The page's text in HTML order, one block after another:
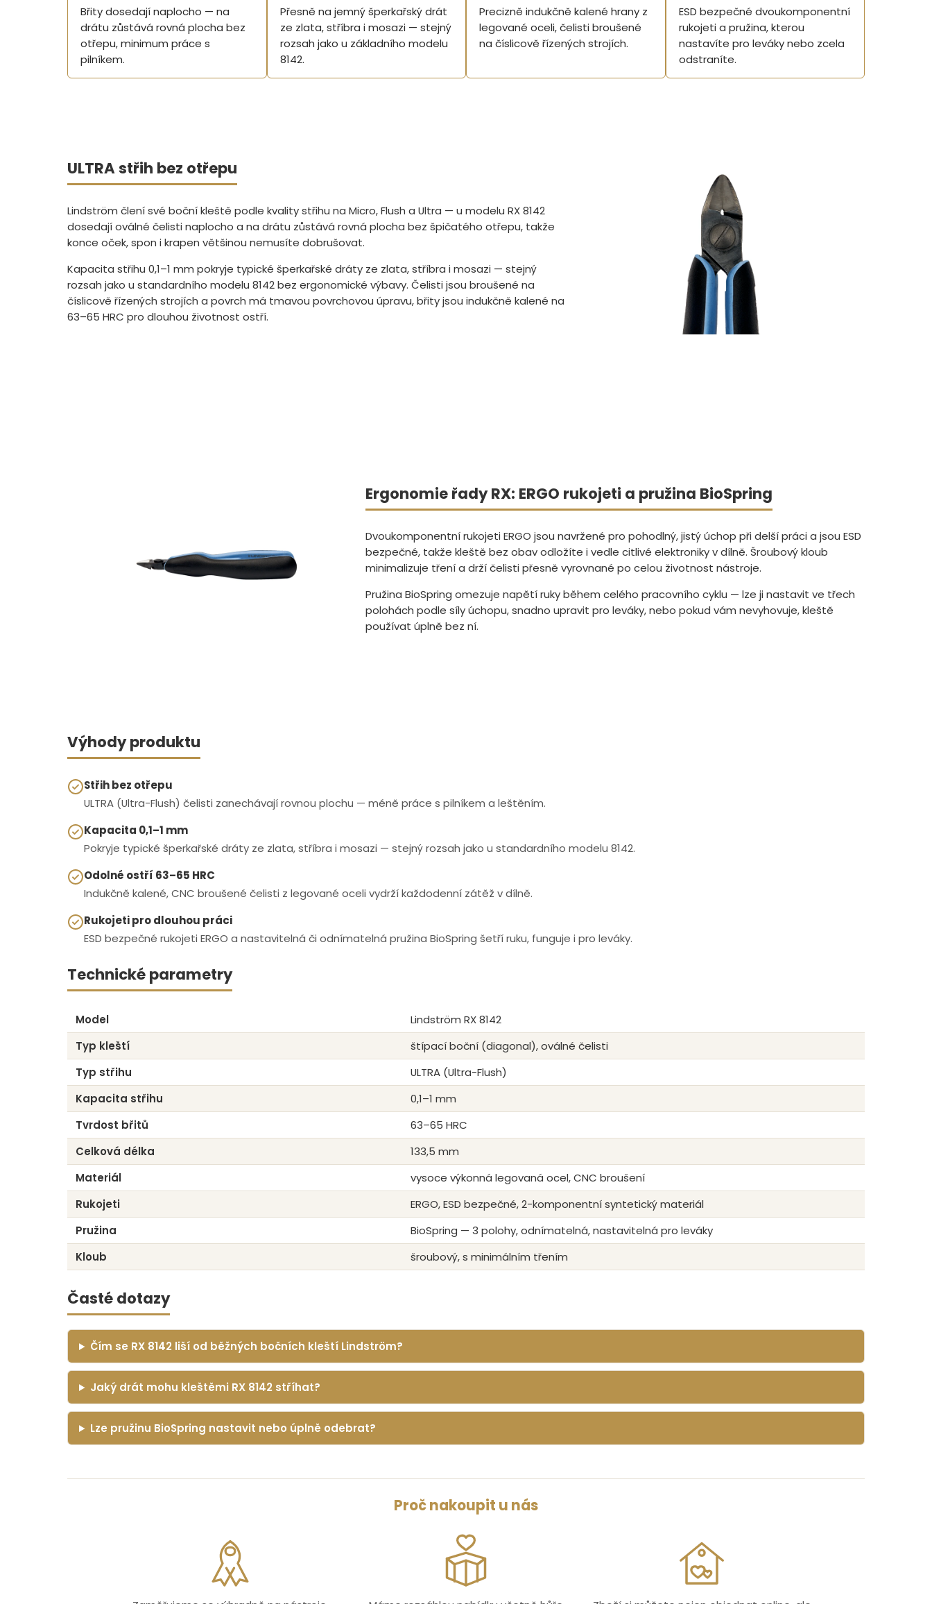
Břity dosedají naplocho — na
drátu zůstává rovná plocha bez
otřepu, minimum práce s
pilníkem.
Přesně na jemný šperkařský drát
ze zlata, stříbra i mosazi — stejný
rozsah jako u základního modelu
8142.
Precizně indukčně kalené hrany z
legované oceli, čelisti broušené
na číslicově řízených strojích.
ESD bezpečné dvoukomponentní
rukojeti a pružina, kterou
nastavíte pro leváky nebo zcela
odstraníte.
ULTRA střih bez otřepu
Lindström člení své boční kleště podle kvality střihu na Micro, Flush a Ultra — u modelu RX 8142
dosedají oválné čelisti naplocho a na drátu zůstává rovná plocha bez špičatého otřepu, takže
konce oček, spon i krapen většinou nemusíte dobrušovat.
Kapacita střihu 0,1–1 mm pokryje typické šperkařské dráty ze zlata, stříbra i mosazi — stejný
rozsah jako u standardního modelu 8142 bez ergonomické výbavy. Čelisti jsou broušené na
číslicově řízených strojích a povrch má tmavou povrchovou úpravu, břity jsou indukčně kalené na
63–65 HRC pro dlouhou životnost ostří.
Ergonomie řady RX: ERGO rukojeti a pružina BioSpring
Dvoukomponentní rukojeti ERGO jsou navržené pro pohodlný, jistý úchop při delší práci a jsou ESD
bezpečné, takže kleště bez obav odložíte i vedle citlivé elektroniky v dílně. Šroubový kloub
minimalizuje tření a drží čelisti přesně vyrovnané po celou životnost nástroje.
Pružina BioSpring omezuje napětí ruky během celého pracovního cyklu — lze ji nastavit ve třech
polohách podle síly úchopu, snadno upravit pro leváky, nebo pokud vám nevyhovuje, kleště
používat úplně bez ní.
Výhody produktu
Střih bez otřepu
ULTRA (Ultra-Flush) čelisti zanechávají rovnou plochu — méně práce s pilníkem a leštěním.
Kapacita 0,1–1 mm
Pokryje typické šperkařské dráty ze zlata, stříbra i mosazi — stejný rozsah jako u standardního modelu 8142.
Odolné ostří 63–65 HRC
Indukčně kalené, CNC broušené čelisti z legované oceli vydrží každodenní zátěž v dílně.
Rukojeti pro dlouhou práci
ESD bezpečné rukojeti ERGO a nastavitelná či odnímatelná pružina BioSpring šetří ruku, funguje i pro leváky.
Technické parametry
Model
Lindström RX 8142
Typ kleští
štípací boční (diagonal), oválné čelisti
Typ střihu
ULTRA (Ultra-Flush)
Kapacita střihu
0,1–1 mm
Tvrdost břitů
63–65 HRC
Celková délka
133,5 mm
Materiál
vysoce výkonná legovaná ocel, CNC broušení
Rukojeti
ERGO, ESD bezpečné, 2-komponentní syntetický materiál
Pružina
BioSpring — 3 polohy, odnímatelná, nastavitelná pro leváky
Kloub
šroubový, s minimálním třením
Časté dotazy
Čím se RX 8142 liší od běžných bočních kleští Lindström?
Jaký drát mohu kleštěmi RX 8142 stříhat?
Lze pružinu BioSpring nastavit nebo úplně odebrat?
Proč nakoupit u nás